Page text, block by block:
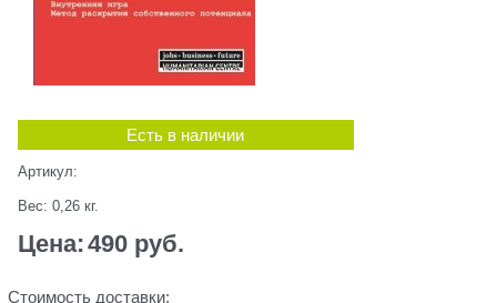
Есть в наличии
Артикул:
Вес: 0,26 кг.
Цена:490 руб.
Стоимость доставки: